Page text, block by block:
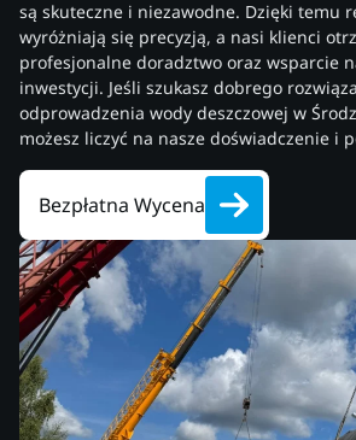
są skuteczne i niezawodne. Dzięki temu
wyróżniają się precyzją, a nasi klienci
profesjonalne doradztwo oraz wsparcie
inwestycji. Jeśli szukasz dobrego
odprowadzenia wody deszczowej w
możesz liczyć na nasze doświadczenie i
Bezpłatna Wycena